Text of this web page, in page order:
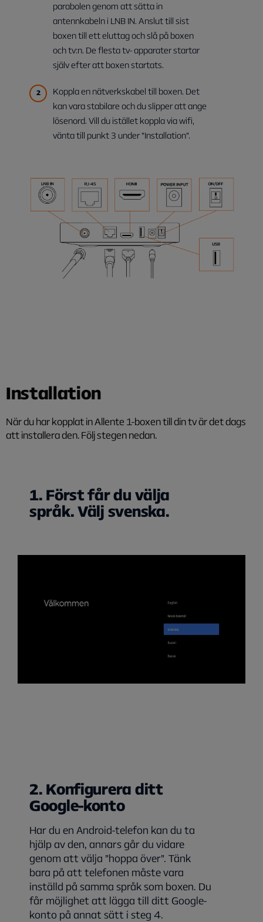
parabolen genom att sätta in
antennkabeln i LNB IN. Anslut till sist
boxen till ett eluttag och slå på boxen
och tv:n. De flesta tv- apparater startar
själv efter att boxen startats.
Koppla en nätverkskabel till boxen. Det
kan vara stabilare och du slipper att ange
lösenord. Vill du istället koppla via wifi,
vänta till punkt 3 under ”Installation”.
Installation
När du har kopplat in Allente 1-boxen till din tv är det dags
att installera den. Följ stegen nedan.
1. Först får du välja
språk. Välj svenska.
2. Konfigurera ditt
Google-konto
Har du en Android-telefon kan du ta
hjälp av den, annars går du vidare
genom att välja ”hoppa över”. Tänk
bara på att telefonen måste vara
inställd på samma språk som boxen. Du
får möjlighet att lägga till ditt Google-
konto på annat sätt i steg 4.